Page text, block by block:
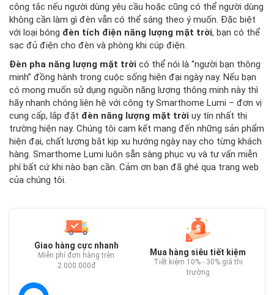
công tắc nếu người dùng yêu cầu hoặc cũng có thể người dùng
không cần làm gì đèn vẫn có thể sáng theo ý muốn. Đặc biệt
với loại bóng đèn tích điện năng lượng mặt trời, bạn có thể
sạc đủ điện cho đèn và phòng khi cúp điện.
Đèn pha năng lượng mặt trời có thể nói là “người bạn thông
minh” đồng hành trong cuộc sống hiện đại ngày nay. Nếu bạn
có mong muốn sử dụng nguồn năng lượng thông minh này thì
hãy nhanh chóng liên hệ với công ty Smarthome Lumi – đơn vị
cung cấp, lắp đặt đèn năng lượng mặt trời uy tín nhất thị
trường hiện nay. Chúng tôi cam kết mang đến những sản phẩm
hiện đại, chất lượng bắt kịp xu hướng ngày nay cho từng khách
hàng. Smarthome Lumi luôn sẵn sàng phục vụ và tư vấn miễn
phí bất cứ khi nào bạn cần. Cảm ơn bạn đã ghé qua trang web
của chúng tôi.
Giao hàng cực nhanh
Miễn phí đơn hàng trên
2.000.000đ
Mua hàng siêu tiết kiệm
Tiết kiệm 10% - 30% giá thị
trường